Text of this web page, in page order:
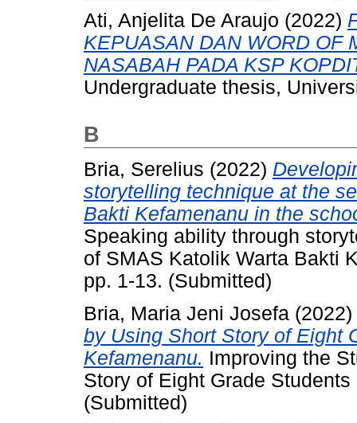
Ati, Anjelita De Araujo (2022)
KEPUASAN DAN WORD OF
NASABAH PADA KSP
Undergraduate thesis,
B
Bria, Serelius (2022)
storytelling technique at the
Bakti Kefamenanu in the
Speaking ability through
of SMAS Katolik Warta Bakti
pp. 1-13. (Submitted)
Bria, Maria Jeni Josefa (2022)
by Using Short Story of Eight
Kefamenanu. Improving the
Story of Eight Grade
(Submitted)